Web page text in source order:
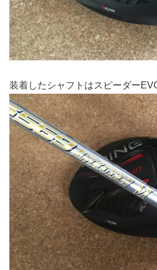
装着したシャフトはスピーダー